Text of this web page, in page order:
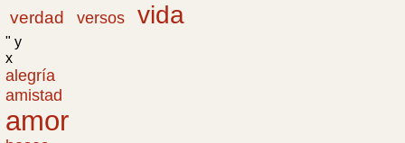
verdad
versos vida
" y
x
alegría
amistad
amor